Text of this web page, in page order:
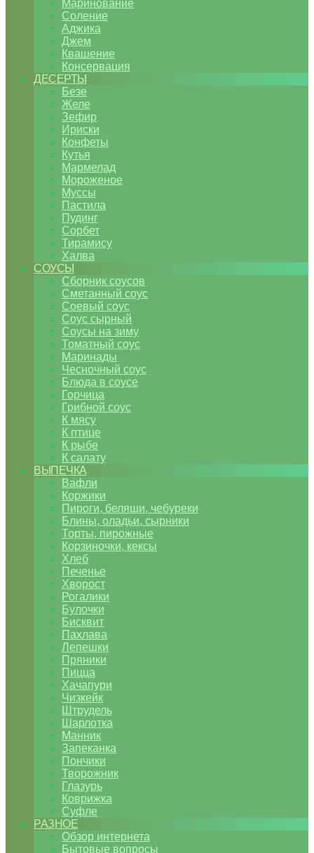
Маринование
Соление
Аджика
Джем
Квашение
Консервация
ДЕСЕРТЫ
Безе
Желе
Зефир
Ириски
Конфеты
Кутья
Мармелад
Мороженое
Муссы
Пастила
Пудинг
Сорбет
Тирамису
Халва
СОУСЫ
Сборник соусов
Сметанный соус
Соевый соус
Соус сырный
Соусы на зиму
Томатный соус
Маринады
Чесночный соус
Блюда в соусе
Горчица
Грибной соус
К мясу
К птице
К рыбе
К салату
ВЫПЕЧКА
Вафли
Коржики
Пироги, беляши, чебуреки
Блины, оладьи, сырники
Торты, пирожные
Корзиночки, кексы
Хлеб
Печенье
Хворост
Рогалики
Булочки
Бисквит
Пахлава
Лепешки
Пряники
Пицца
Хачапури
Чизкейк
Штрудель
Шарлотка
Манник
Запеканка
Пончики
Творожник
Глазурь
Коврижка
Суфле
РАЗНОЕ
Обзор интернета
Бытовые вопросы